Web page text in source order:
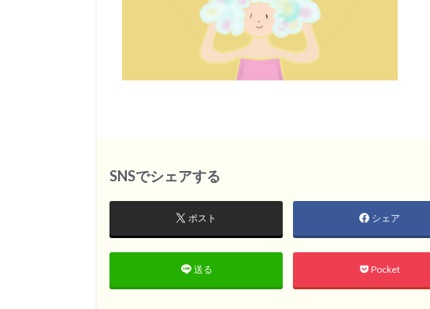
SNSでシェアする
ポスト シェア
送る Pocket